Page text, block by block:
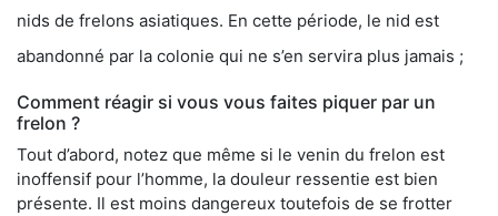
nids de frelons asiatiques. En cette période, le nid est
abandonné par la colonie qui ne s’en servira plus jamais ;
Comment réagir si vous vous faites piquer par un
frelon ?
Tout d’abord, notez que même si le venin du frelon est
inoffensif pour l’homme, la douleur ressentie est bien
présente. Il est moins dangereux toutefois de se frotter